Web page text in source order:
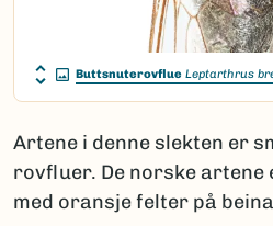
Buttsnuterovflue Leptarthrus
Artene i denne slekten er
rovfluer. De norske artene
med oransje felter på